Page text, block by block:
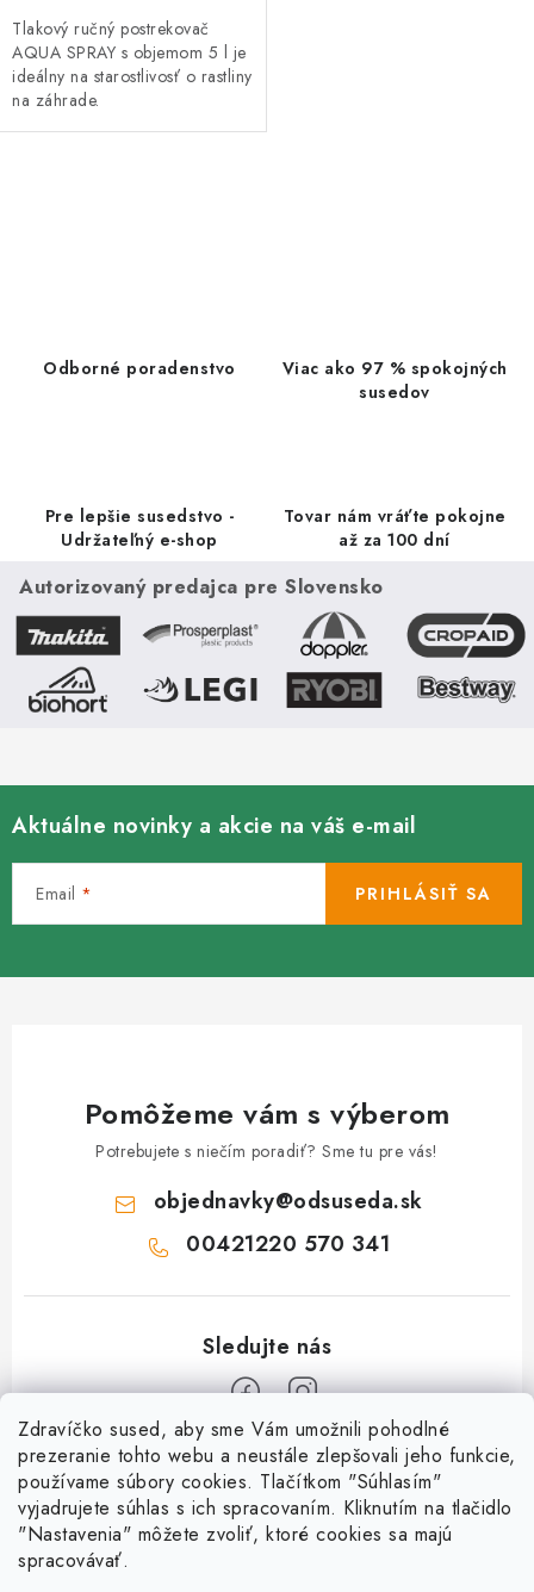
Zdravíčko sused, aby sme Vám umožnili pohodlné
prezeranie tohto webu a neustále zlepšovali jeho funkcie,
používame súbory cookies. Tlačítkom "Súhlasím"
vyjadrujete súhlas s ich spracovaním. Kliknutím na tlačidlo
"Nastavenia" môžete zvoliť, ktoré cookies sa majú
spracovávať.
Tlakový ručný postrekovač
AQUA SPRAY s objemom 5 l je
ideálny na starostlivosť o rastliny
na záhrade.
k
y
ý
u
Odborné poradenstvo
Viac ako 97 % spokojných
susedov
Pre lepšie susedstvo -
Udržateľný e-shop
Tovar nám vráťte pokojne
až za 100 dní
Autorizovaný predajca pre Slovensko
Aktuálne novinky a akcie na váš e-mail
Email PRIHLÁSIŤ SA
Pomôžeme vám s výberom
Potrebujete s niečím poradiť? Sme tu pre vás!
objednavky@odsuseda.sk
00421220 570 341
O nás
Kontakty
Všetko o nákupe